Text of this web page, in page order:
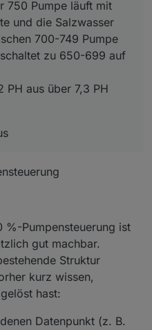
750 Pumpe läuft mit
und die Salzwasser
700-749 Pumpe
zu 650-699 auf
PH aus über 7,3 PH
%-Pumpensteuerung ist
gut machbar.
Struktur
kurz wissen,
hast:
Datenpunkt (z. B.